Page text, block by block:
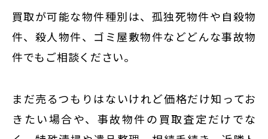
買取が可能な物件種別は、孤独死物件や自殺物
件、殺人物件、ゴミ屋敷物件などどんな事故物
件でもご相談ください。
まだ売るつもりはないけれど価格だけ知ってお
きたい場合や、事故物件の買取査定だけでな